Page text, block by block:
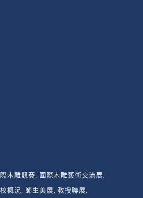
木雕競賽 國際木雕藝術交流展
概況 師生美展 教授聯展